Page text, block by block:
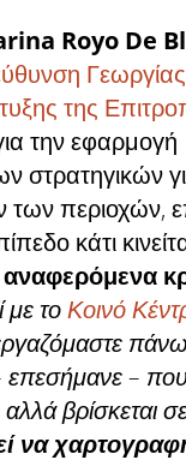
Royo De
της
την εφαρμογή
στρατηγικών
περιοχών,
κάτι
με τοΚοινό
επεσήμανε – που
βρίσκεται
να